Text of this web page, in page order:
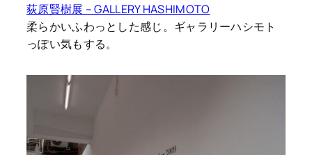
荻原賢樹展 – GALLERY HASHIMOTO
柔らかいふわっとした感じ。ギャラリーハシモト
っぽい気もする。